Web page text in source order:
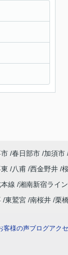
春日部市 加須市
八甫 西金野井
線 湘南新宿ライ
東鷲宮 南桜井 栗橋
客様の声ブログアク